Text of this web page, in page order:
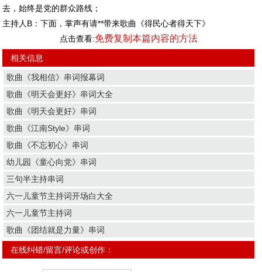
去，始终是党的群众路线；
主持人B：下面，掌声有请**带来歌曲《得民心者得天下》
点击查看:免费复制本篇内容的方法
相关信息
歌曲《我相信》串词报幕词
歌曲《明天会更好》串词大全
歌曲《明天会更好》串词
歌曲《江南Style》串词
歌曲《不忘初心》串词
幼儿园《童心向党》串词
三句半主持串词
六一儿童节主持词开场白大全
六一儿童节主持词
歌曲《团结就是力量》串词
在线纠错/留言/评论或创作：